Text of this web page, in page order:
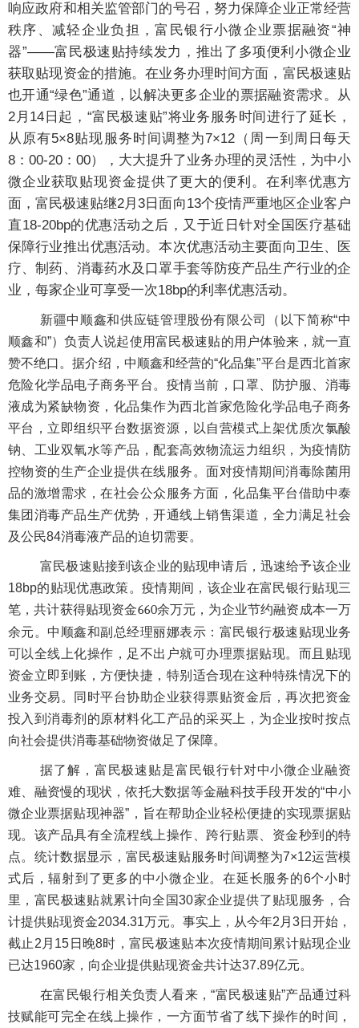
响应政府和相关监管部门的号召， 努力保障企业正常经营
秩序、减轻企业负担 ，富民银行小微企业票据融资“神
器”——富民极速贴持续发力，推出了多项便利小微企业
获取贴现资金的措施。在业务办理时间方面，富民极速贴
也开通“绿色”通道，以解决更多企业的票据融资需求。从
2月14日起，“富民极速贴”将业务服务时间进行了延长，
从原有5×8贴现服务时间调整为7×12（周一到周日每天
8：00-20：00），大大提升了业务办理的灵活性，为中小
微企业获取贴现资金提供了更大的便利。在利率优惠方
面，富民极速贴继2月3日面向13个疫情严重地区企业客户
直18-20bp的优惠活动之后，又 于近日针对全国医疗基础
保障行业推出优惠活动。本次优惠活动主要面向卫生、医
疗、制药、消毒药水及口罩手套等防疫产品生产行业的企
业，每家企业可享受一次18bp的利率优惠活动。
新疆中顺鑫和供应链管理股份有限公司（以下简称“中
顺鑫和”）负责人说起使用富民极速贴的用户体验来，就一直
赞不绝口。据介绍，中顺鑫和经营的“化品集”平台是西北首家
危险化学品电子商务平台。疫情当前，口罩、防护服、消毒
液成为紧缺物资，化品集作为西北首家危险化学品电子商务
平台，立即组织平台数据资源，以自营模式上架优质次氯酸
钠、工业双氧水等产品，配套高效物流运力组织，为疫情防
控物资的生产企业提供在线服务。面对疫情期间消毒除菌用
品的激增需求，在社会公众服务方面，化品集平台借助中泰
集团消毒产品生产优势，开通线上销售渠道，全力满足社会
及公民84消毒液产品的迫切需要。
富民极速贴接到该企业的贴现申请后，迅速给予该企业
18bp的贴现优惠政策。疫情期间，该企业在富民银行贴现三
笔，共计获得贴现资金660余万元，为企业节约融资成本一万
余元。中顺鑫和副总经理丽娜表示：富民银行极速贴现业务
可以全线上化操作，足不出户就可办理票据贴现。而且贴现
资金立即到账，方便快捷，特别适合现在这种特殊情况下的
业务交易。同时平台协助企业获得票贴资金后，再次把资金
投入到消毒剂的原材料化工产品的采买上，为企业按时按点
向社会提供消毒基础物资做足了保障。
据了解，富民极速贴是富民银行针对中小微企业融资
难、融资慢的现状，依托大数据等金融科技手段开发的“中小
微企业票据贴现神器”，旨在帮助企业轻松便捷的实现票据贴
现。该产品具有全流程线上操作、跨行贴票、资金秒到的特
点。统计数据显示，富民极速贴服务时间调整为7×12运营模
式后，辐射到了更多的中小微企业。在延长服务的6个小时
里，富民极速贴就累计向全国30家企业提供了贴现服务，合
计提供贴现资金2034.31万元。事实上，从今年2月3日开始，
截止2月15日晚8时，富民极速贴本次疫情期间累计贴现企业
已达1960家，向企业提供贴现资金共计达37.89亿元。
在富民银行相关负责人看来，“富民极速贴”产品通过科
技赋能可完全在线上操作，一方面节省了线下操作的时间，